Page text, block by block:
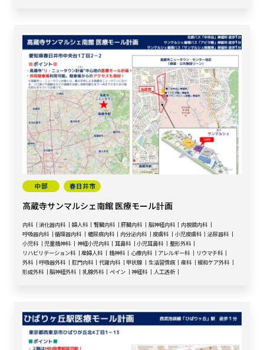
中部 春日井市
高蔵寺サンマルシェ南館 医療モール計画
内科 消化器内科 婦人科 腎臓内科 肝臓内科 脳神経内科
内視鏡内科
呼吸器内科
循環器内科 糖尿病内科 内分泌内科 皮膚科 小児皮膚科
泌尿器科
小児科
児童精神科 神経小児内科 耳鼻科 小児耳鼻科
整形外科
リハビリテーション科
産婦人科 精神科 心療内科 アレルギー科
リウマチ科
外科
呼吸器外科 肛門内科 代謝内科 甲状腺 生活習慣病 産科
緩和ケア外科
形成外科
脳神経外科 乳腺外科 ペイン 神経科 人工透析